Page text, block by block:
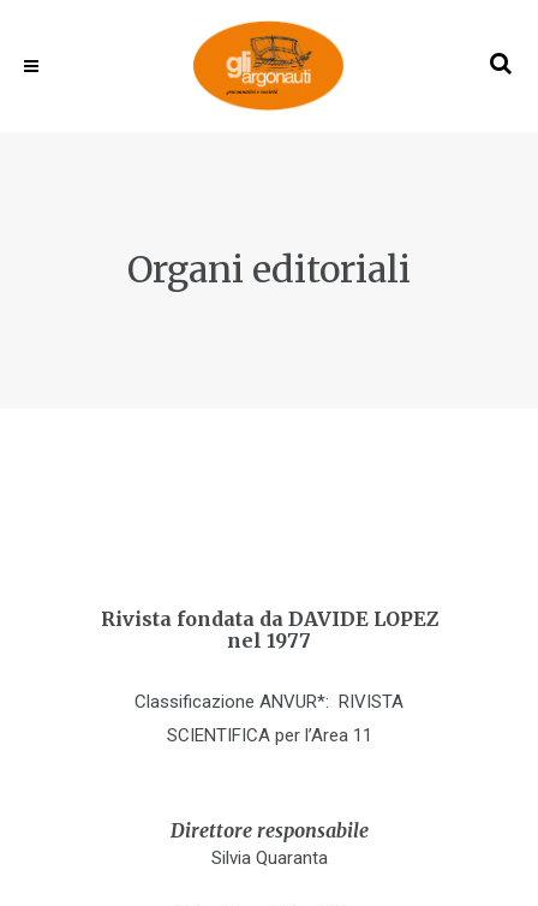
Organi editoriali
Rivista fondata da DAVIDE LOPEZ
nel 1977
Classificazione ANVUR*: RIVISTA
SCIENTIFICA per l’Area 11
Direttore responsabile
Silvia Quaranta